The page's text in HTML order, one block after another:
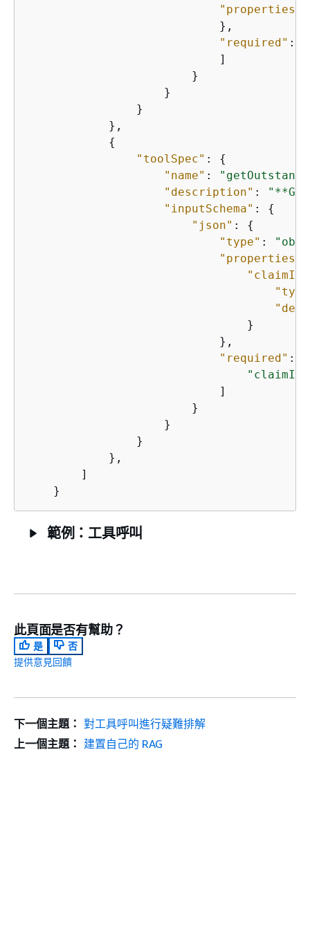
"properties"
                            },
"required" : [
                            ]
                        }
                    }
                }
            },
{
"toolSpec" : {
"name" :
"description" :
"inputSchema" : {
"json" : {
"type" :
"properties"
"claimId"
                                }
                            },
"required" : [
"claimId"
                            ]
                        }
                    }
                }
            },
        ]
    }
範例：工具呼叫
此頁面是否有幫助？
是
否
提供意見回饋
下一個主題： 對工具呼叫進行疑難排解
上一個主題： 建置自己的 RAG